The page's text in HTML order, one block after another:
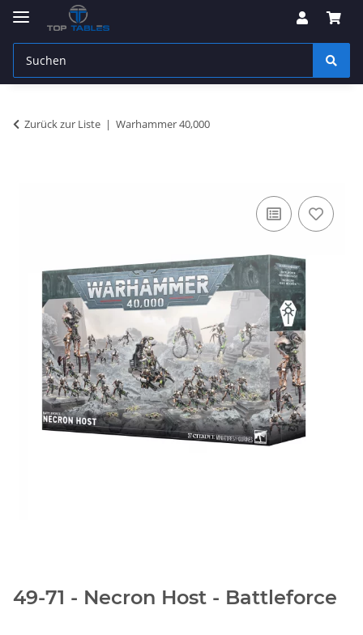
Zurück zur Liste Warhammer 40,000
49-71 - Necron Host - Battleforce